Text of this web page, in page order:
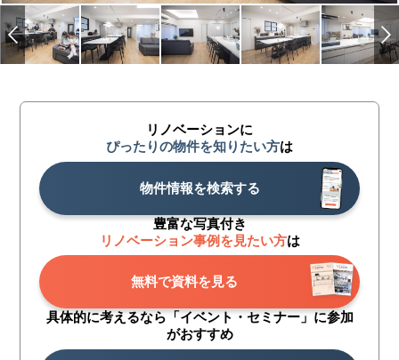
リノベーションに
ぴったりの物件を知りたい方は
物件情報を検索する
豊富な写真付き
リノベーション事例を見たい方は
無料で資料を見る
具体的に考えるなら「イベント・セミナー」に参加
がおすすめ